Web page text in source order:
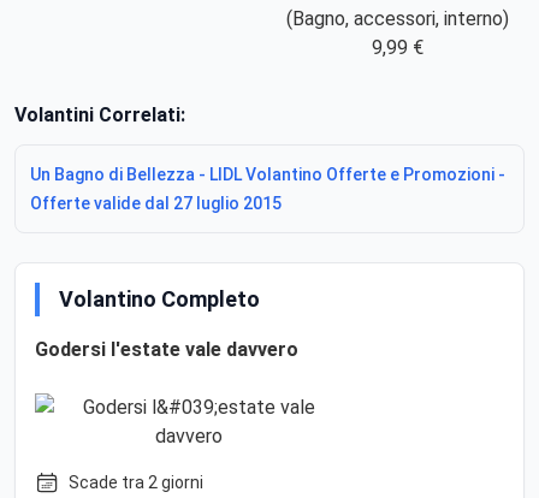
(Bagno, accessori, interno)
9,99 €
Volantini Correlati:
Un Bagno di Bellezza - LIDL Volantino Offerte e Promozioni -
Offerte valide dal 27 luglio 2015
Volantino Completo
Godersi l'estate vale davvero
Scade tra 2 giorni